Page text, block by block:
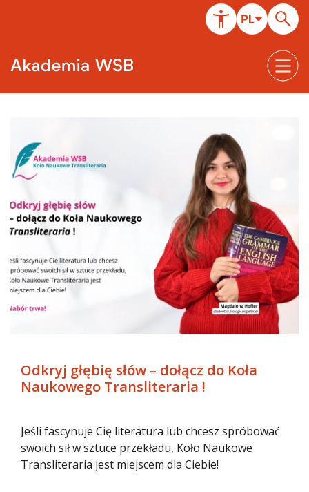
Odkryj głębię słów – dołącz do Koła
Naukowego Transliteraria !
Jeśli fascynuje Cię literatura lub chcesz spróbować
swoich sił w sztuce przekładu, Koło Naukowe
Transliteraria jest miejscem dla Ciebie!